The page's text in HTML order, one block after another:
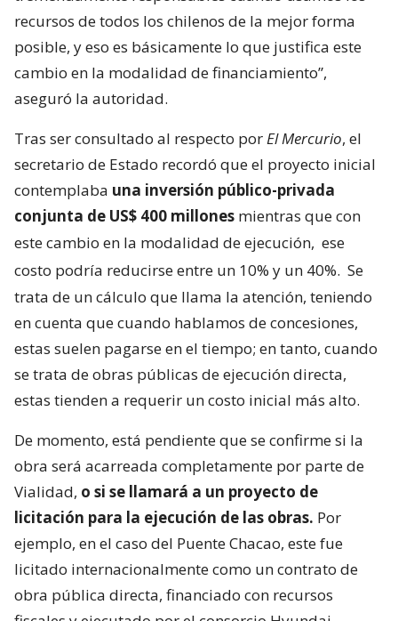
recursos de todos los chilenos de la mejor forma
posible, y eso es básicamente lo que justifica este
cambio en la modalidad de financiamiento”,
aseguró la autoridad.
Tras ser consultado al respecto porEl Mercurio, el
secretario de Estado recordó que el proyecto inicial
contemplaba una inversión público-privada
conjunta de US$ 400 millones mientras que con
este cambio en la modalidad de ejecución, ese
costo podría reducirse entre un 10% y un 40%. Se
trata de un cálculo que llama la atención, teniendo
en cuenta que cuando hablamos de concesiones,
estas suelen pagarse en el tiempo; en tanto, cuando
se trata de obras públicas de ejecución directa,
estas tienden a requerir un costo inicial más alto.
De momento, está pendiente que se confirme si la
obra será acarreada completamente por parte de
Vialidad, o si se llamará a un proyecto de
licitación para la ejecución de las obras. Por
ejemplo, en el caso del Puente Chacao, este fue
licitado internacionalmente como un contrato de
obra pública directa, financiado con recursos